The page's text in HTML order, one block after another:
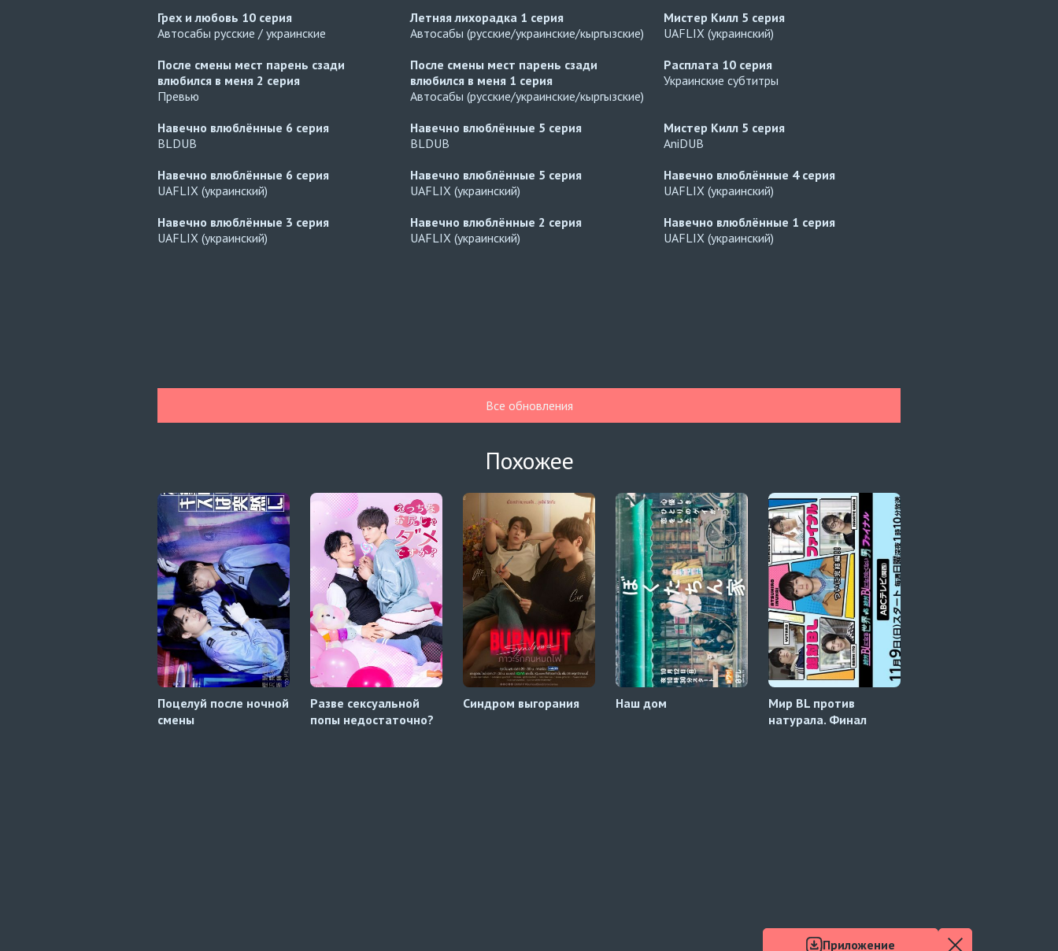
Грех и любовь 10 серия
Автосабы русские / украинские
Летняя лихорадка 1 серия
Автосабы (русские/украинские/кыргызские)
Мистер Килл 5 серия
UAFLIX (украинский)
После смены мест парень сзади
влюбился в меня 2 серия
Превью
После смены мест парень сзади
влюбился в меня 1 серия
Автосабы (русские/украинские/кыргызские)
Расплата 10 серия
Украинские субтитры
Навечно влюблённые 6 серия
BLDUB
Навечно влюблённые 5 серия
BLDUB
Мистер Килл 5 серия
AniDUB
Навечно влюблённые 6 серия
UAFLIX (украинский)
Навечно влюблённые 5 серия
UAFLIX (украинский)
Навечно влюблённые 4 серия
UAFLIX (украинский)
Навечно влюблённые 3 серия
UAFLIX (украинский)
Навечно влюблённые 2 серия
UAFLIX (украинский)
Навечно влюблённые 1 серия
UAFLIX (украинский)
Все обновления
Похожее
Поцелуй после ночной
смены
Разве сексуальной
попы недостаточно?
Синдром выгорания Наш дом
Мир BL против
натурала. Финал
Приложение